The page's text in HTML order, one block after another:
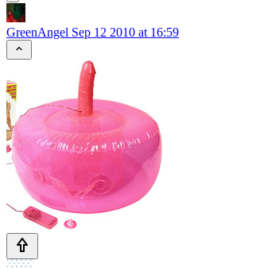
GreenAngel Sep 12 2010 at 16:59